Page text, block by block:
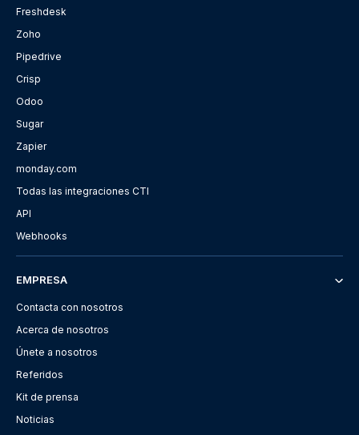
Freshdesk
Zoho
Pipedrive
Crisp
Odoo
Sugar
Zapier
monday.com
Todas las integraciones CTI
API
Webhooks
EMPRESA
Contacta con nosotros
Acerca de nosotros
Únete a nosotros
Referidos
Kit de prensa
Noticias